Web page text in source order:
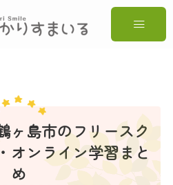
ヶ島市のフリースク
オンライン学習まと
め